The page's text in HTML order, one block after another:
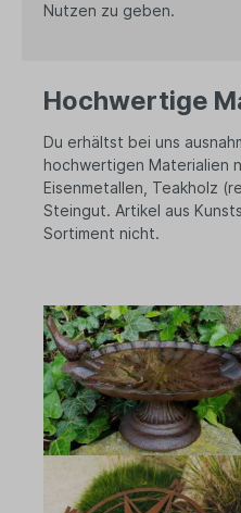
Nutzen zu geben.
Hochwertige
Du erhältst bei uns
hochwertigen Materialien
Eisenmetallen, Teakholz
Steingut. Artikel aus
Sortiment nicht.